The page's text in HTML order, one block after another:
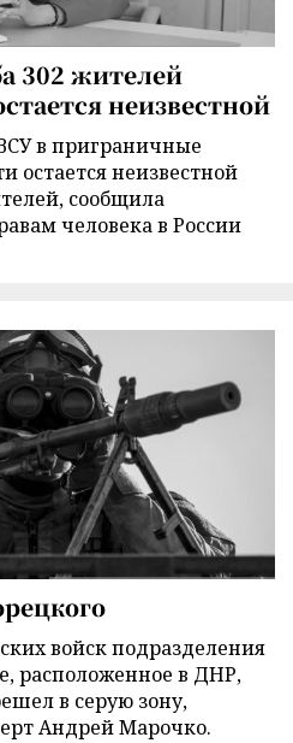
302 жителей
неизвестной
в приграничные
остается неизвестной
сообщила
человека в России
войск подразделения
расположенное в ДНР,
в серую зону,
Андрей Марочко.